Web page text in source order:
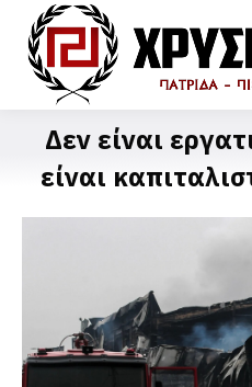
Δεν είναι
είναι